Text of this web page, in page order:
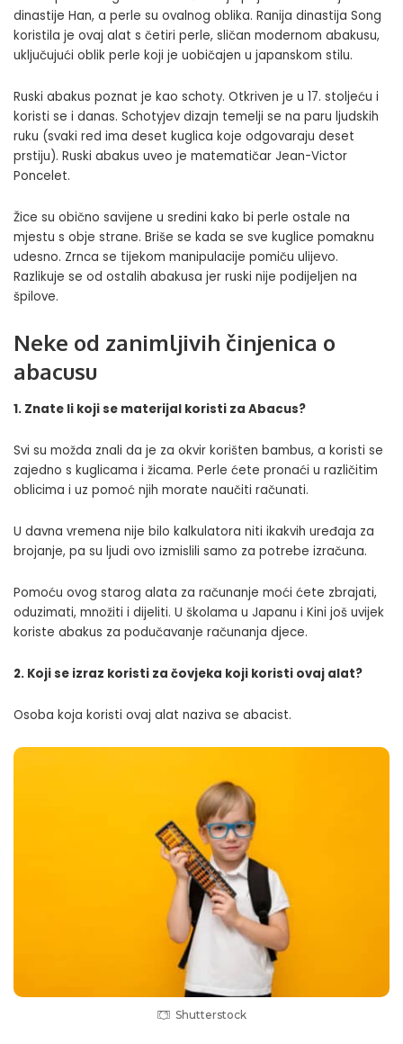
dinastije Han, a perle su ovalnog oblika. Ranija dinastija Song
koristila je ovaj alat s četiri perle, sličan modernom abakusu,
uključujući oblik perle koji je uobičajen u japanskom stilu.
Ruski abakus poznat je kao schoty. Otkriven je u 17. stoljeću i
koristi se i danas. Schotyjev dizajn temelji se na paru ljudskih
ruku (svaki red ima deset kuglica koje odgovaraju deset
prstiju). Ruski abakus uveo je matematičar Jean-Victor
Poncelet.
Žice su obično savijene u sredini kako bi perle ostale na
mjestu s obje strane. Briše se kada se sve kuglice pomaknu
udesno. Zrnca se tijekom manipulacije pomiču ulijevo.
Razlikuje se od ostalih abakusa jer ruski nije podijeljen na
špilove.
Neke od zanimljivih činjenica o
abacusu
1. Znate li koji se materijal koristi za Abacus?
Svi su možda znali da je za okvir korišten bambus, a koristi se
zajedno s kuglicama i žicama. Perle ćete pronaći u različitim
oblicima i uz pomoć njih morate naučiti računati.
U davna vremena nije bilo kalkulatora niti ikakvih uređaja za
brojanje, pa su ljudi ovo izmislili samo za potrebe izračuna.
Pomoću ovog starog alata za računanje moći ćete zbrajati,
oduzimati, množiti i dijeliti. U školama u Japanu i Kini još uvijek
koriste abakus za podučavanje računanja djece.
2. Koji se izraz koristi za čovjeka koji koristi ovaj alat?
Osoba koja koristi ovaj alat naziva se abacist.
Shutterstock